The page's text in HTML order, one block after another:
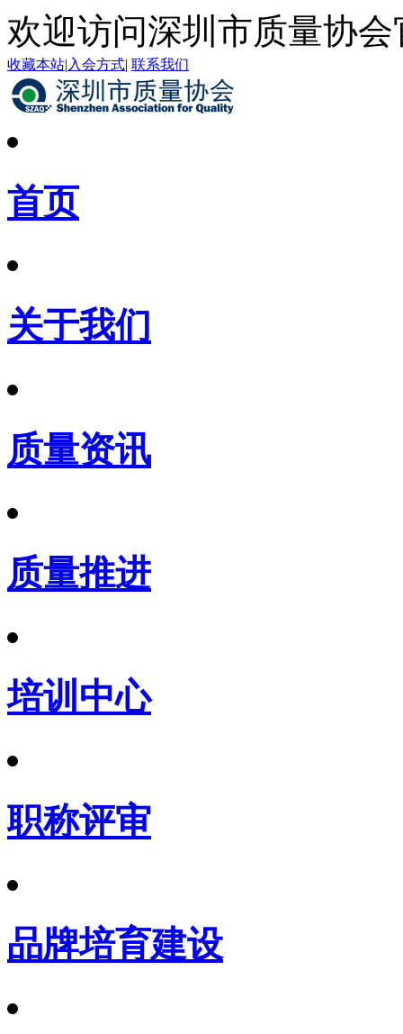
欢迎访问深圳市质量协会
收藏本站| 入会方式| 联系我们
首页
关于我们
质量资讯
质量推进
培训中心
职称评审
品牌培育建设